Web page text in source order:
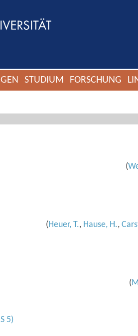
STUDIUM FORSCHUNG
(
(Heuer, T., Hause, H.,
(
5)